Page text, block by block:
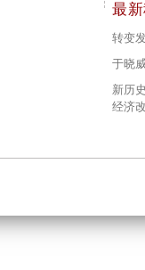
最
转变
于晓
新历
经济